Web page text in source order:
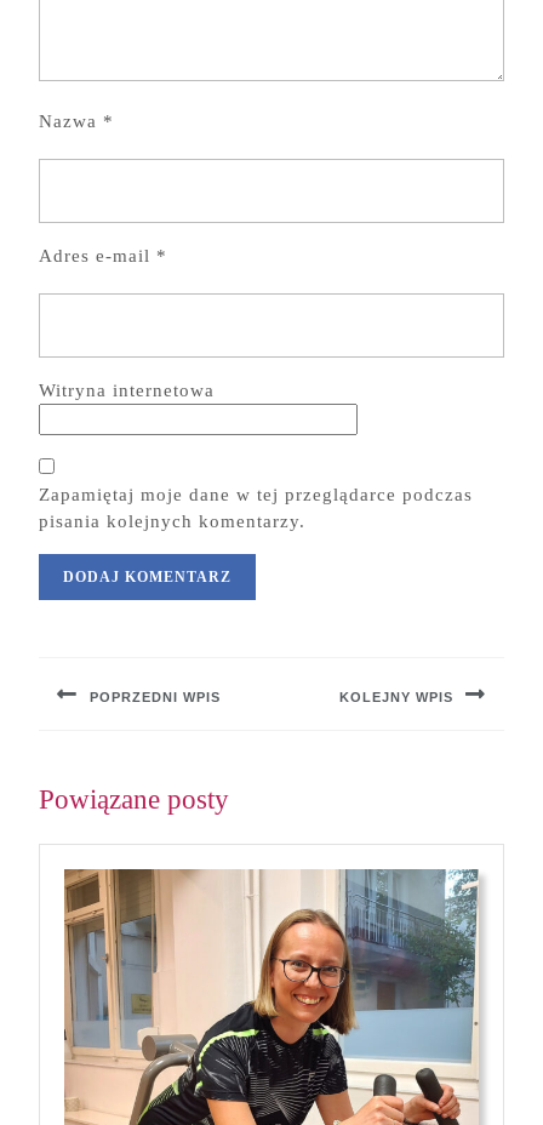
Nazwa *
Adres e-mail *
Witryna internetowa
Zapamiętaj moje dane w tej przeglądarce podczas
pisania kolejnych komentarzy.
POPRZEDNI WPIS KOLEJNY WPIS
Powiązane posty